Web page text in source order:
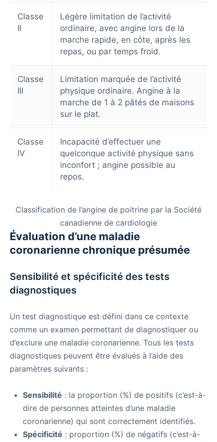
Classe
II
Légère limitation de l’activité
ordinaire, avec angine lors de la
marche rapide, en côte, après les
repas, ou par temps froid.
Classe
III
Limitation marquée de l’activité
physique ordinaire. Angine à la
marche de 1 à 2 pâtés de maisons
sur le plat.
Classe
IV
Incapacité d’effectuer une
quelconque activité physique sans
inconfort ; angine possible au
repos.
Classification de l’angine de poitrine par la Société
canadienne de cardiologie
Évaluation d’une maladie
coronarienne chronique présumée
Sensibilité et spécificité des tests
diagnostiques
Un test diagnostique est défini dans ce contexte
comme un examen permettant de diagnostiquer ou
d’exclure une maladie coronarienne. Tous les tests
diagnostiques peuvent être évalués à l’aide des
paramètres suivants :
Sensibilité : la proportion (%) de positifs (c’est-à-
dire de personnes atteintes d’une maladie
coronarienne) qui sont correctement identifiés.
Spécificité : proportion (%) de négatifs (c’est-à-